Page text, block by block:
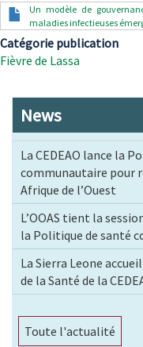
DocumentUn modèle de
maladies infectieuses
Catégorie publication
Fièvre de Lassa
News
La CEDEAO lance la
communautaire pour
Afrique de l’Ouest
L’OOAS tient la
la Politique de santé
La Sierra Leone
de la Santé de la
Toute l'actualité